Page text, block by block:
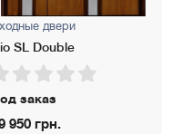
двери
SL Double
заказ
950 грн.